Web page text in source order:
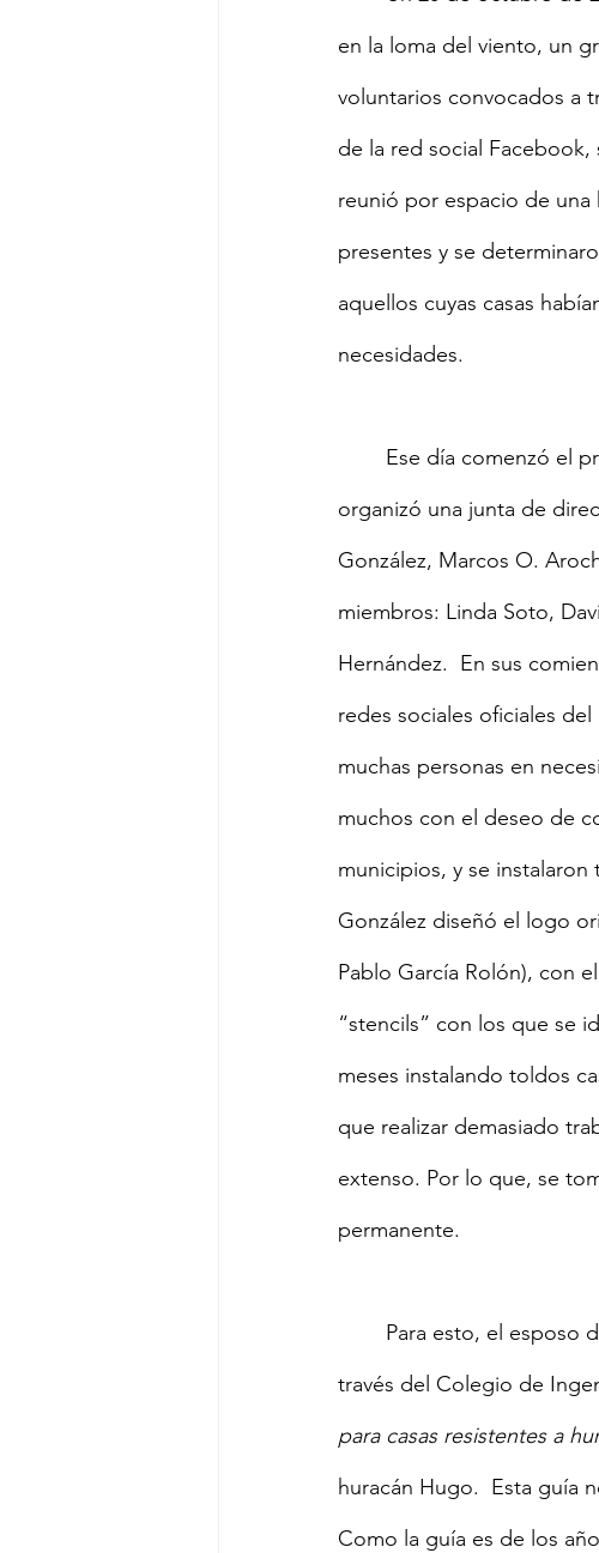
en la loma del viento, un
voluntarios convocados a
de la red social Facebook,
reunió por espacio de
presentes y se
aquellos cuyas casas
necesidades.
organizó una junta de
González, Marcos O.
miembros: Linda Soto,
Hernández.  En sus
redes sociales oficiales
muchas personas en
muchos con el deseo de
municipios, y se
González diseñó el logo
Pablo García Rolón), con
“stencils” con los que se
meses instalando toldos
que realizar demasiado
extenso. Por lo que, se
permanente.
través del Colegio de
para casas resistentes a
huracán Hugo.  Esta guía
Como la guía es de los